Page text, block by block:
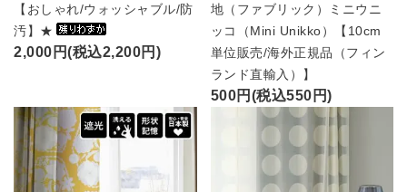
【おしゃれ/ウォッシャブル/防
汚】★
2,000円(税込2,200円)
地（ファブリック）ミニウニ
ッコ（Mini Unikko）【10cm
単位販売/海外正規品（フィン
ランド直輸入）】
500円(税込550円)